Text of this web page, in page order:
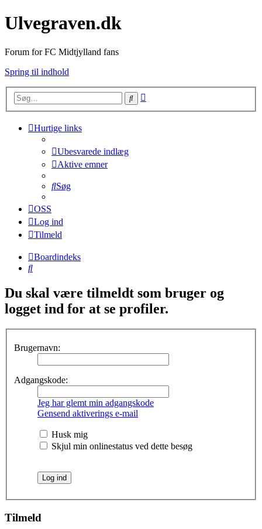
Ulvegraven.dk
Forum for FC Midtjylland fans
Spring til indhold
Søg
Hurtige links
Ubesvarede indlæg
Aktive emner
Søg
OSS
Log ind
Tilmeld
Boardindeks
Søg
Du skal være tilmeldt som bruger og
logget ind for at se profiler.
Brugernavn:
Adgangskode:
Jeg har glemt min adgangskode
Gensend aktiverings e-mail
Husk mig
Skjul min onlinestatus ved dette besøg
Tilmeld